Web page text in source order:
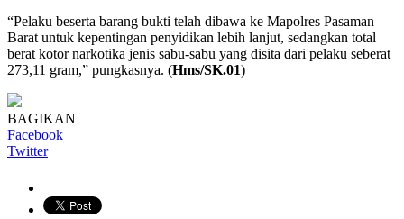
“Pelaku beserta barang bukti telah dibawa ke Mapolres Pasaman
Barat untuk kepentingan penyidikan lebih lanjut, sedangkan total
berat kotor narkotika jenis sabu-sabu yang disita dari pelaku seberat
273,11 gram,” pungkasnya. (Hms/SK.01)
BAGIKAN
Facebook
Twitter